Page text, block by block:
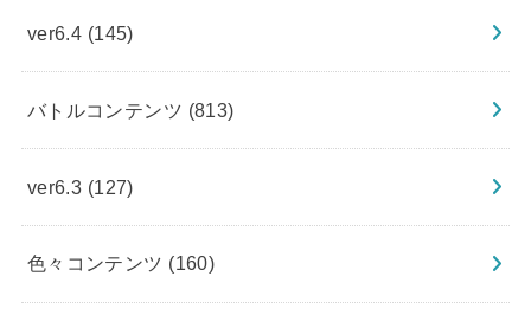
ver6.4 (145)
バトルコンテンツ (813)
ver6.3 (127)
色々コンテンツ (160)